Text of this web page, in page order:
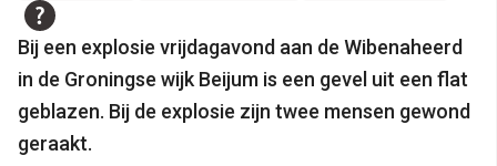
Bij een explosie vrijdagavond aan de Wibenaheerd
in de Groningse wijk Beijum is een gevel uit een flat
geblazen. Bij de explosie zijn twee mensen gewond
geraakt.